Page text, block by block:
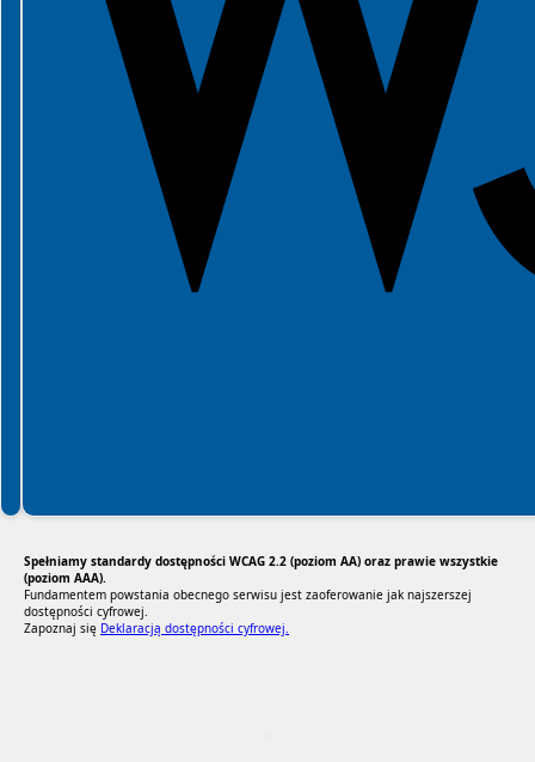
Spełniamy standardy dostępności WCAG 2.2 (poziom AA) oraz prawie wszystkie
(poziom AAA).
Fundamentem powstania obecnego serwisu jest zaoferowanie jak najszerszej
dostępności cyfrowej.
Zapoznaj się Deklaracją dostępności cyfrowej.